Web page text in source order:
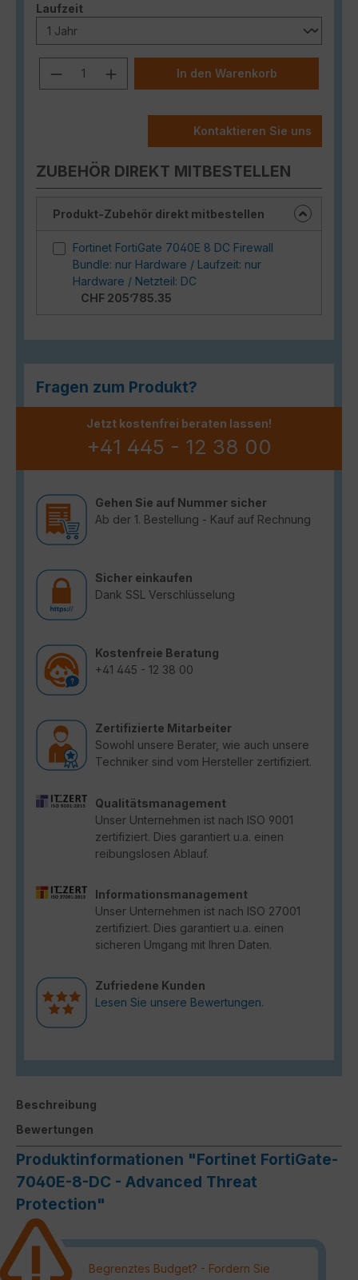
Laufzeitauswählen
Produkt Anzahl: Gib den
In den Warenkorb
Kontaktieren Sie uns
ZUBEHÖR DIREKT MITBESTELLEN
Produkt-Zubehör direkt mitbestellen
Fortinet FortiGate 7040E 8 DC Firewall
Bundle: nur Hardware / Laufzeit: nur
Hardware / Netzteil: DC
CHF 205’785.35
Fragen zum Produkt?
Jetzt kostenfrei beraten lassen!
+41 445 - 12 38 00
Gehen Sie auf Nummer sicher
Ab der 1. Bestellung - Kauf auf Rechnung
Sicher einkaufen
Dank SSL Verschlüsselung
Kostenfreie Beratung
+41 445 - 12 38 00
Zertifizierte Mitarbeiter
Sowohl unsere Berater, wie auch unsere
Techniker sind vom Hersteller zertifiziert.
Qualitätsmanagement
Unser Unternehmen ist nach ISO 9001
zertifiziert. Dies garantiert u.a. einen
reibungslosen Ablauf.
Informationsmanagement
Unser Unternehmen ist nach ISO 27001
zertifiziert. Dies garantiert u.a. einen
sicheren Umgang mit Ihren Daten.
Zufriedene Kunden
Lesen Sie unsere Bewertungen.
Beschreibung
Bewertungen
Produktinformationen "Fortinet FortiGate-
7040E-8-DC - Advanced Threat
Protection"
Begrenztes Budget? - Fordern Sie